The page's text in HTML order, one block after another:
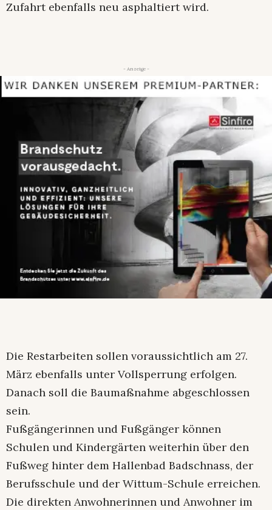
Zufahrt ebenfalls neu asphaltiert wird.
- Anzeige -
Die Restarbeiten sollen voraussichtlich am 27.
März ebenfalls unter Vollsperrung erfolgen.
Danach soll die Baumaßnahme abgeschlossen
sein.
Fußgängerinnen und Fußgänger können
Schulen und Kindergärten weiterhin über den
Fußweg hinter dem Hallenbad Badschnass, der
Berufsschule und der Wittum-Schule erreichen.
Die direkten Anwohnerinnen und Anwohner im